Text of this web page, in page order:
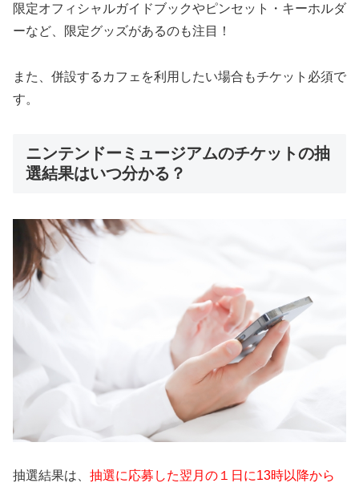
限定オフィシャルガイドブックやピンセット・キーホルダ
ーなど、限定グッズがあるのも注目！
また、併設するカフェを利用したい場合もチケット必須で
す。
ニンテンドーミュージアムのチケットの抽
選結果はいつ分かる？
抽選結果は、 抽選に応募した翌月の１日に13時以降から